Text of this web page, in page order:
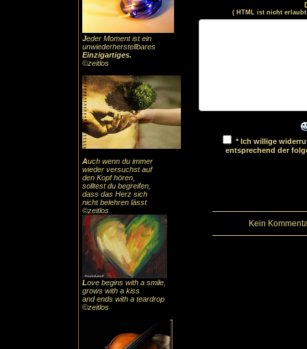
Jeder Moment ist ein
unwiederherstellbares
Einzigartiges.
©zeitlos
Auch wenn du immer
wieder versuchst auf
den Kopf hören,
solltest du begreifen,
dass das Herz sich
nicht belehren lässt
©zeitlos
Love begins with a smile,
grows with a kiss
and ends with a teardrop
©zeitlos
( HTML ist nicht
* Ich willige
entsprechend der
Kein